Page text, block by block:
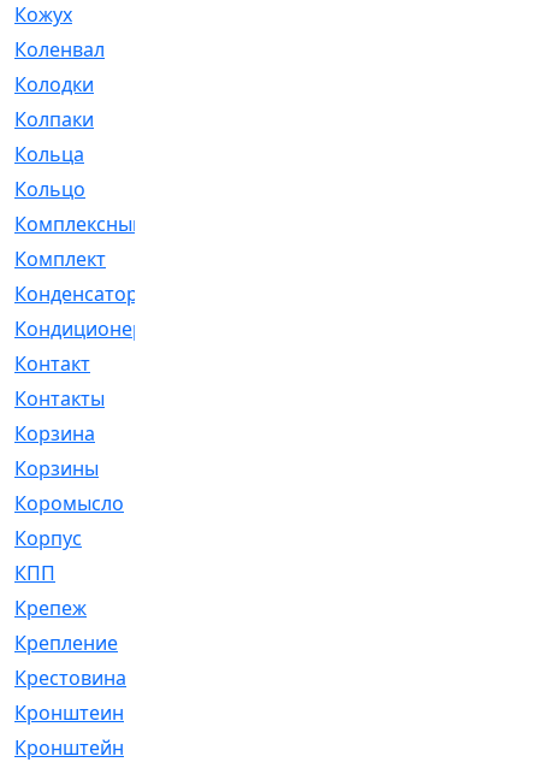
Кожух
Коленвал
Колодки
Колпаки
Кольца
Кольцо
Комплексный
Комплект
Конденсатор
Кондиционер
Контакт
Контакты
Корзина
Корзины
Коромысло
Корпус
КПП
Крепеж
Крепление
Крестовина
Кронштеин
Кронштейн